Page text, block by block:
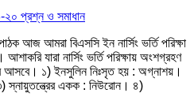
আজ আমরা বিএসসি ইন নার্সিং ভর্তি পরিক্ষা
যারা নার্সিং ভর্তি পরিক্ষায় অংশগ্রহণ
আসবে। ১) ইনসুলিন নিঃসৃত হয় : অগ্নাশয়।
একক : নিউরোন। ৪)